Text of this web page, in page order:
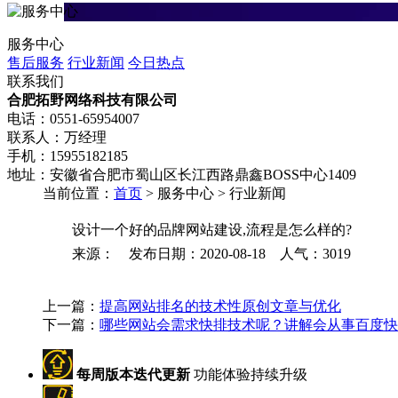
服务中心
售后服务 行业新闻 今日热点
联系我们
合肥拓野网络科技有限公司
电话：0551-65954007
联系人：万经理
手机：15955182185
地址：安徽省合肥市蜀山区长江西路鼎鑫BOSS中心1409
当前位置： 首页 > 服务中心 > 行业新闻
设计一个好的品牌网站建设,流程是怎么样的?
来源： 发布日期：2020-08-18 人气： 3019
上一篇： 提高网站排名的技术性原创文章与优化
下一篇： 哪些网站会需求快排技术呢？讲解会从事百度快
每周版本迭代更新 功能体验持续升级